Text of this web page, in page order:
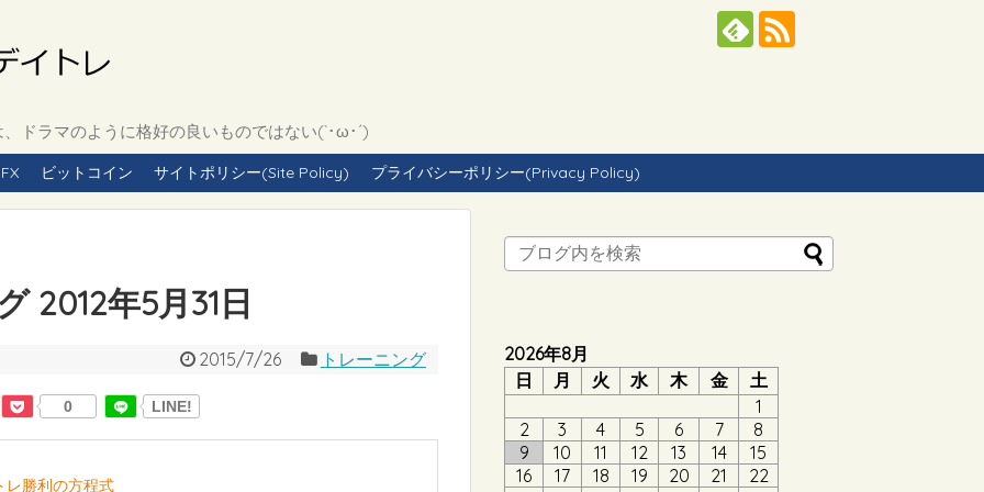
ドラマのように格好の良いものではない(`･ω･´)
FX ビットコイン サイトポリシー(Site Policy) プライバシーポリシー(Privacy Policy)
2012年5月31日
2015/7/26 トレーニング
0 LINE!
レ勝利の方程式
2026年8月
日
月 火 水 木 金
土
1
2
3 4 5 6 7
8
9
10 11 12 13 14
15
16
17 18 19 20 21
22